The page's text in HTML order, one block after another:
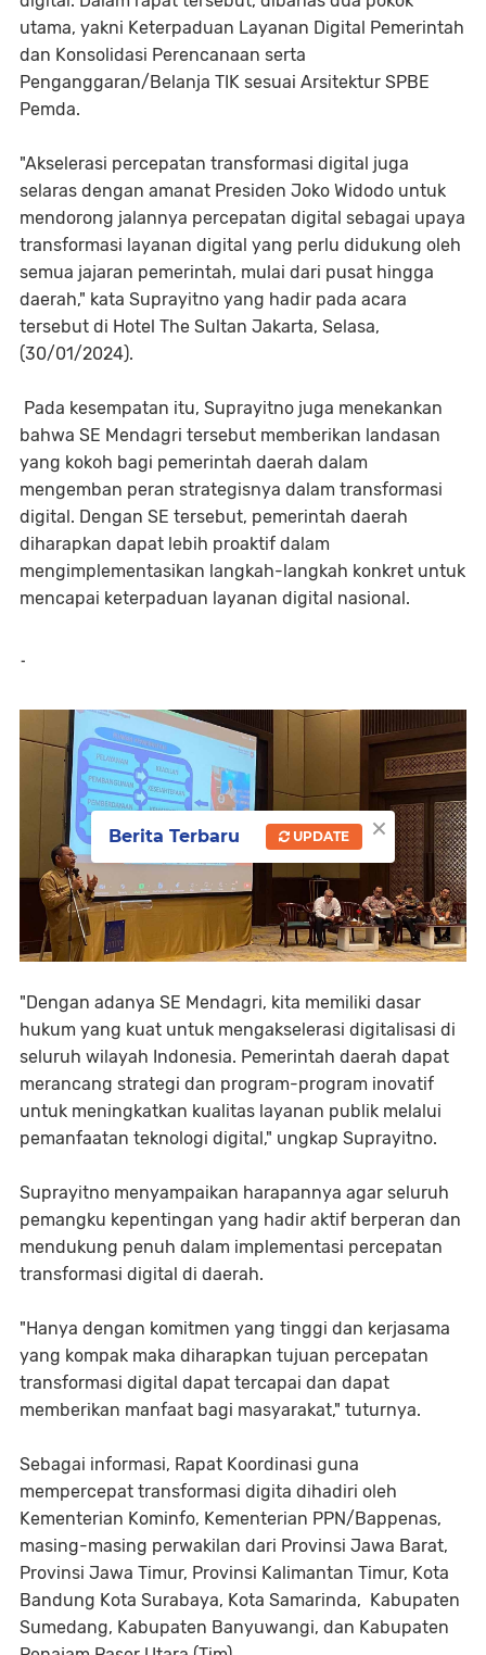
utama, yakni Keterpaduan Layanan Digital Pemerintah
dan Konsolidasi Perencanaan serta
Penganggaran/Belanja TIK sesuai Arsitektur SPBE
Pemda.
"Akselerasi percepatan transformasi digital juga
selaras dengan amanat Presiden Joko Widodo untuk
mendorong jalannya percepatan digital sebagai upaya
transformasi layanan digital yang perlu didukung oleh
semua jajaran pemerintah, mulai dari pusat hingga
daerah," kata Suprayitno yang hadir pada acara
tersebut di Hotel The Sultan Jakarta, Selasa,
(30/01/2024).
Pada kesempatan itu, Suprayitno juga menekankan
bahwa SE Mendagri tersebut memberikan landasan
yang kokoh bagi pemerintah daerah dalam
mengemban peran strategisnya dalam transformasi
digital. Dengan SE tersebut, pemerintah daerah
diharapkan dapat lebih proaktif dalam
mengimplementasikan langkah-langkah konkret untuk
mencapai keterpaduan layanan digital nasional.
-
"Dengan adanya SE Mendagri, kita memiliki dasar
hukum yang kuat untuk mengakselerasi digitalisasi di
seluruh wilayah Indonesia. Pemerintah daerah dapat
merancang strategi dan program-program inovatif
untuk meningkatkan kualitas layanan publik melalui
pemanfaatan teknologi digital," ungkap Suprayitno.
Suprayitno menyampaikan harapannya agar seluruh
pemangku kepentingan yang hadir aktif berperan dan
mendukung penuh dalam implementasi percepatan
transformasi digital di daerah.
"Hanya dengan komitmen yang tinggi dan kerjasama
yang kompak maka diharapkan tujuan percepatan
transformasi digital dapat tercapai dan dapat
memberikan manfaat bagi masyarakat," tuturnya.
Sebagai informasi, Rapat Koordinasi guna
mempercepat transformasi digita dihadiri oleh
Kementerian Kominfo, Kementerian PPN/Bappenas,
masing-masing perwakilan dari Provinsi Jawa Barat,
Provinsi Jawa Timur, Provinsi Kalimantan Timur, Kota
Bandung Kota Surabaya, Kota Samarinda, Kabupaten
Sumedang, Kabupaten Banyuwangi, dan Kabupaten
×
Berita Terbaru UPDATE